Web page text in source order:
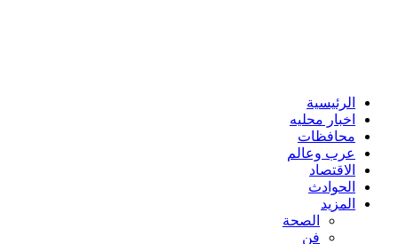
الرئيسية
اخبار محليه
محافظات
عرب وعالم
الاقتصاد
الحوادث
المزيد
الصحة
فن